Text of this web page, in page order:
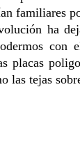
familiares
ha
placas
las tejas